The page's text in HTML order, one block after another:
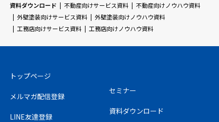
資料ダウンロード
不動産向けサービス資料
不動産向けノウハウ資料
外壁塗装向けサービス資料
外壁塗装向けノウハウ資料
工務店向けサービス資料
工務店向けノウハウ資料
トップページ
メルマガ配信登録
LINE友達登録
セミナー
資料ダウンロード